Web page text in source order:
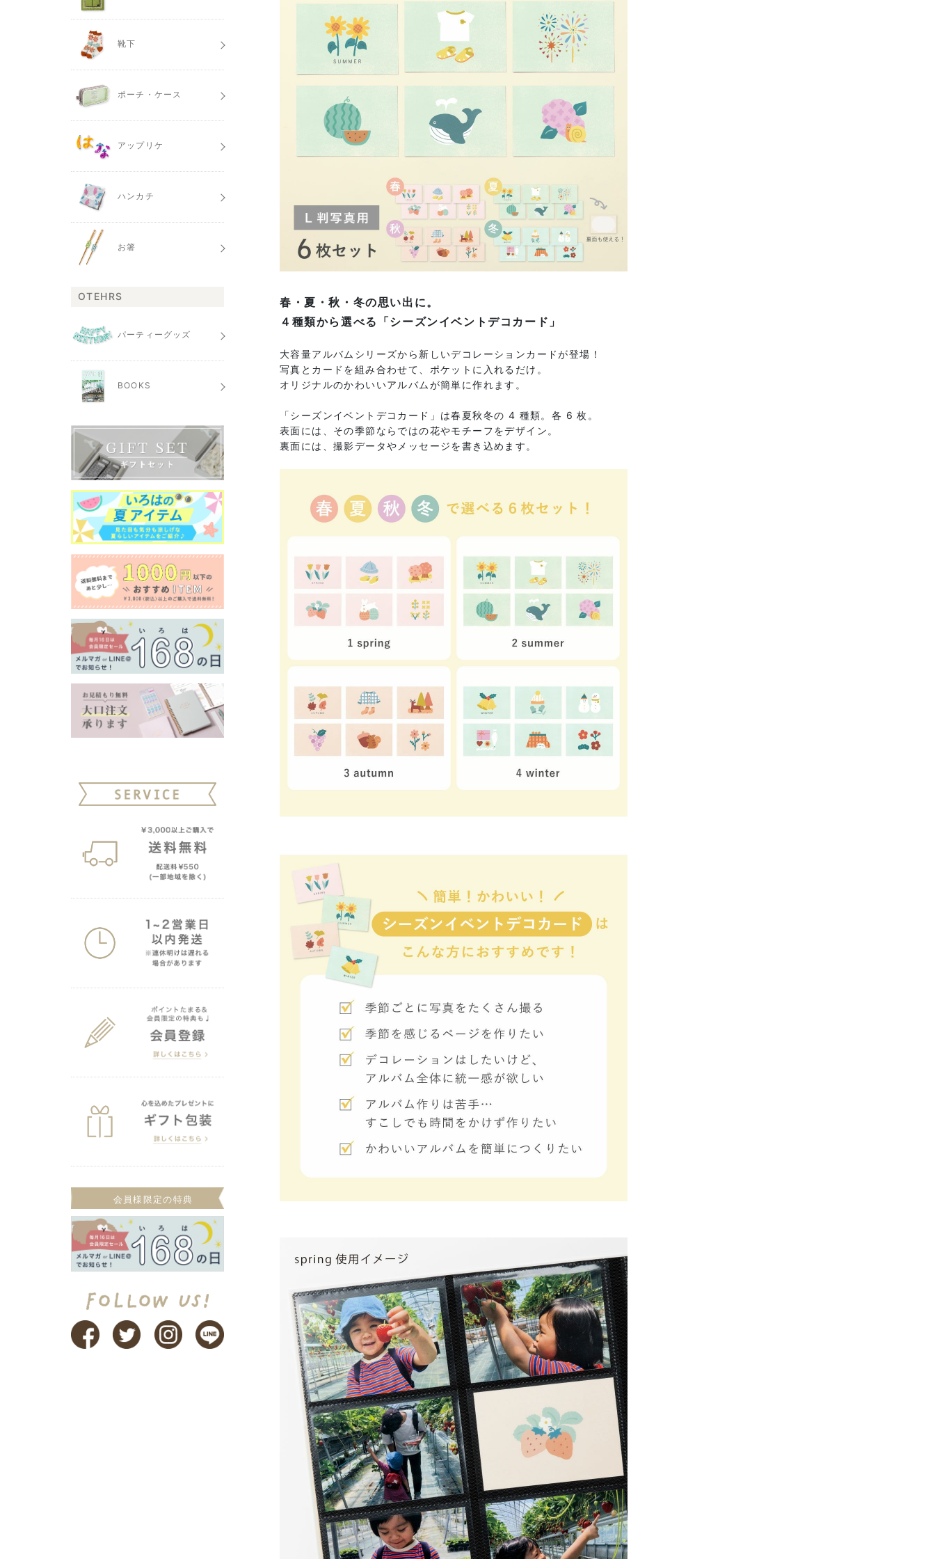
春・夏・秋・冬の思い出に。
４種類から選べる「シーズンイベントデコカード」
大容量アルバムシリーズから新しいデコレーションカードが登場！
写真とカードを組み合わせて、ポケットに入れるだけ。
オリジナルのかわいいアルバムが簡単に作れます。
「シーズンイベントデコカード」は春夏秋冬の 4 種類。各 6 枚。
表面には、その季節ならではの花やモチーフをデザイン。
裏面には、撮影データやメッセージを書き込めます。
靴下
ポーチ・ケース
アップリケ
ハンカチ
お箸
OTEHRS
パーティーグッズ
BOOKS
会員様限定の特典